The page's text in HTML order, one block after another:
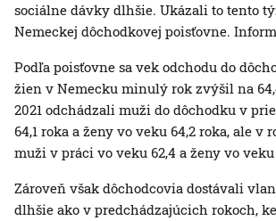
sociálne dávky dlhšie. Ukázali to tento
Nemeckej dôchodkovej poisťovne.
Podľa poisťovne sa vek odchodu do
žien v Nemecku minulý rok zvýšil na
2021 odchádzali muži do dôchodku v
64,1 roka a ženy vo veku 64,2 roka, ale v
muži v práci vo veku 62,4 a ženy vo veku
Zároveň však dôchodcovia dostávali
dlhšie ako v predchádzajúcich rokoch,